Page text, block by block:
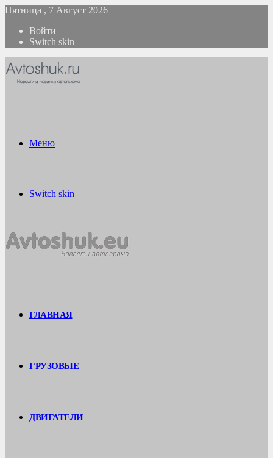
Пятница , 7 Август 2026
Войти
Switch skin
Меню
Switch skin
ГЛАВНАЯ
ГРУЗОВЫЕ
ДВИГАТЕЛИ